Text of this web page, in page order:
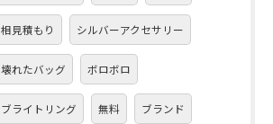
相見積もり シルバーアクセサリー
壊れたバッグ ボロボロ
ブライトリング 無料 ブランド